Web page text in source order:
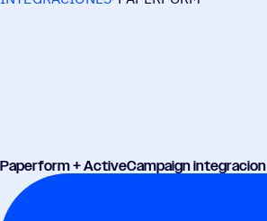
Paper­form + ActiveCampaign integracion